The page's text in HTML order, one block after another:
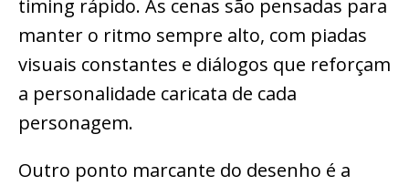
timing rápido. As cenas são pensadas para
manter o ritmo sempre alto, com piadas
visuais constantes e diálogos que reforçam
a personalidade caricata de cada
personagem.
Outro ponto marcante do desenho é a